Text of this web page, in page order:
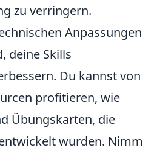
zu verringern.
Anpassungen
deine Skills
Du kannst von
profitieren, wie
Übungskarten, die
wurden. Nimm